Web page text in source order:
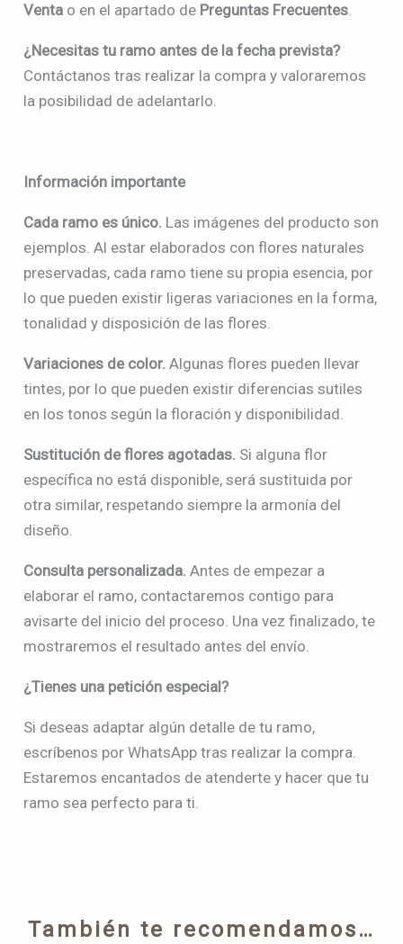
Venta o en el apartado de Preguntas Frecuentes.
¿Necesitas tu ramo antes de la fecha prevista?
Contáctanos tras realizar la compra y valoraremos
la posibilidad de adelantarlo.
Información importante
Cada ramo es único. Las imágenes del producto son
ejemplos. Al estar elaborados con flores naturales
preservadas, cada ramo tiene su propia esencia, por
lo que pueden existir ligeras variaciones en la forma,
tonalidad y disposición de las flores.
Variaciones de color. Algunas flores pueden llevar
tintes, por lo que pueden existir diferencias sutiles
en los tonos según la floración y disponibilidad.
Sustitución de flores agotadas. Si alguna flor
específica no está disponible, será sustituida por
otra similar, respetando siempre la armonía del
diseño.
Consulta personalizada. Antes de empezar a
elaborar el ramo, contactaremos contigo para
avisarte del inicio del proceso. Una vez finalizado, te
mostraremos el resultado antes del envío.
¿Tienes una petición especial?
Si deseas adaptar algún detalle de tu ramo,
escríbenos por WhatsApp tras realizar la compra.
Estaremos encantados de atenderte y hacer que tu
ramo sea perfecto para ti.
También te recomendamos…